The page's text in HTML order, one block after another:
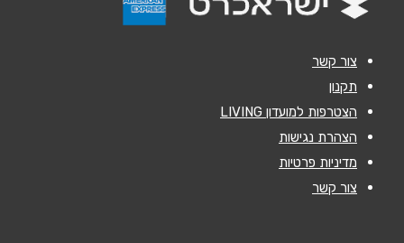
שליחה
צור קשר
תקנון
הצטרפות למועדון LIVING
הצהרת נגישות
מדיניות פרטיות
צור קשר